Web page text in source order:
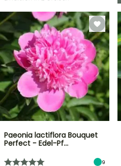
Paeonia lactiflora Bouquet
Perfect - Edel-Pf…
9